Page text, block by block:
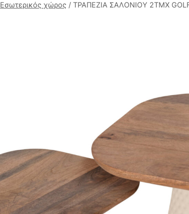
Εσωτερικός χώρος / ΤΡΑΠΕΖΙA ΣΑΛΟΝΙΟΥ 2ΤΜΧ